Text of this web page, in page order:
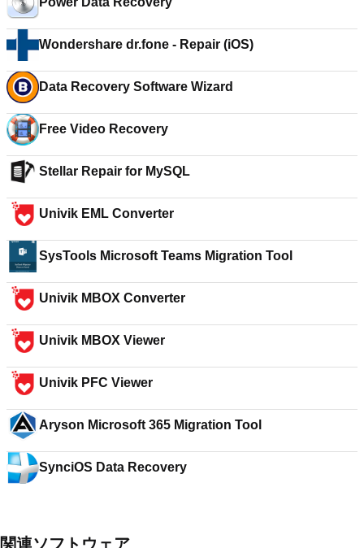
Wondershare dr.fone - Repair (iOS)
Data Recovery Software Wizard
Free Video Recovery
Stellar Repair for MySQL
Univik EML Converter
SysTools Microsoft Teams Migration Tool
Univik MBOX Converter
Univik MBOX Viewer
Univik PFC Viewer
Aryson Microsoft 365 Migration Tool
SynciOS Data Recovery
関連ソフトウェア